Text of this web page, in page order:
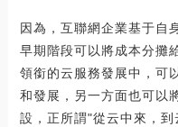
因為，互聯網企業基于自
早期階段可以將成本分攤
領銜的云服務發展中，可
和發展，另一方面也可以
設，正所謂"從云中來，到